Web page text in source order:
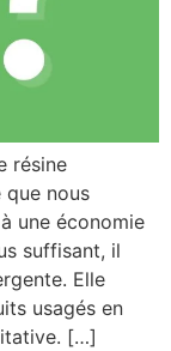
résine
nous
une économie
suffisant, il
Elle
usagés en
[…]